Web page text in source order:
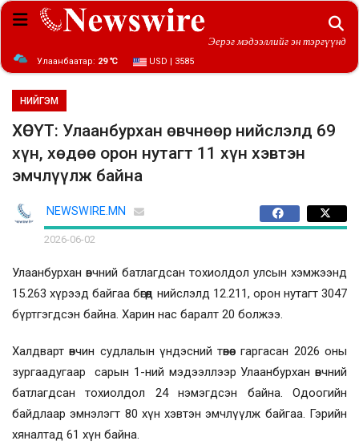
Эерэг мэдээллийг эн тэргүүнд
Улаанбаатар: 29 ℃ USD | 3585
НИЙГЭМ
ХӨСҮТ: Улаанбурхан өвчнөөр нийслэлд 69
хүн, хөдөө орон нутагт 11 хүн хэвтэн
эмчлүүлж байна
NEWSWIRE.MN
2026-06-02
Улаанбурхан өвчний батлагдсан тохиолдол улсын хэмжээнд
15.263 хүрээд байгаа бөгөөд нийслэлд 12.211, орон нутагт 3047
бүртгэгдсэн байна. Харин нас баралт 20 болжээ.
Халдварт өвчин судлалын үндэсний төвөөс гаргасан 2026 оны
зургаадугаар сарын 1-ний мэдээллээр Улаанбурхан өвчний
батлагдсан тохиолдол 24 нэмэгдсэн байна. Одоогийн
байдлаар эмнэлэгт 80 хүн хэвтэн эмчлүүлж байгаа. Гэрийн
хяналтад 61 хүн байна.